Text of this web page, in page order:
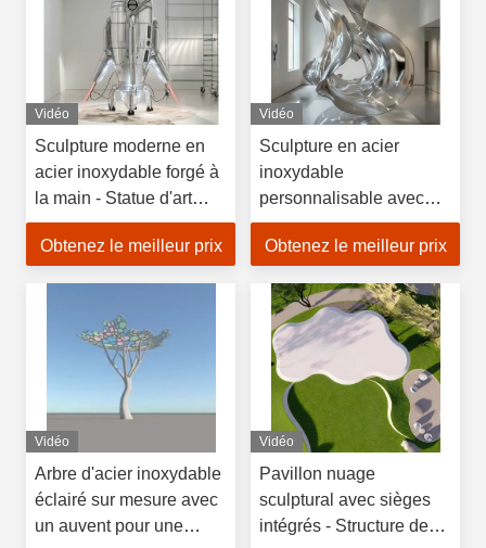
Vidéo
Sculpture moderne en
acier inoxydable forgé à
la main - Statue d'art
métallique
personnalisable
l'extérieur
Obtenez le meilleur prix
Vidéo
Sculpture en acier
inoxydable
personnalisable avec
une surface miroir poli et
une fabrication
main
Obtenez le meilleur prix
Vidéo
Arbre d'acier inoxydable
éclairé sur mesure avec
un auvent pour une
Vidéo
Pavillon nuage
sculptural avec sièges
intégrés - Structure de